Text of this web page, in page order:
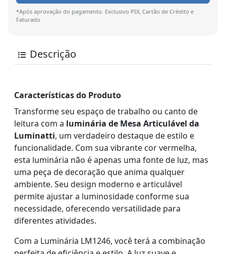
*Após aprovação do pagamento. Exclusivo PIX, Cartão de Crédito e
Faturado
Descrição
Características do Produto
Transforme seu espaço de trabalho ou canto de
leitura com a luminária de Mesa Articulável da
Luminatti, um verdadeiro destaque de estilo e
funcionalidade. Com sua vibrante cor vermelha,
esta luminária não é apenas uma fonte de luz, mas
uma peça de decoração que anima qualquer
ambiente. Seu design moderno e articulável
permite ajustar a luminosidade conforme sua
necessidade, oferecendo versatilidade para
diferentes atividades.
Com a Luminária LM1246, você terá a combinação